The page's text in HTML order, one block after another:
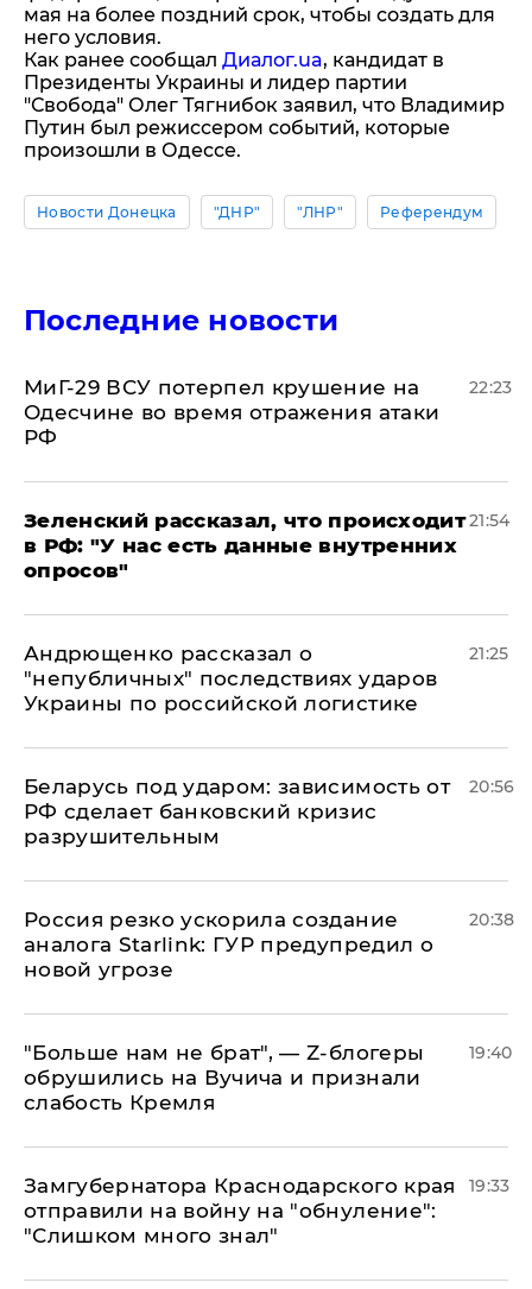
мая на более поздний срок, чтобы создать для
него условия.
Как ранее сообщал Диалог.ua, кандидат в
Президенты Украины и лидер партии
"Свобода" Олег Тягнибок заявил, что Владимир
Путин был режиссером событий, которые
произошли в Одессе.
Новости Донецка "ДНР" "ЛНР" Референдум
Последние новости
МиГ-29 ВСУ потерпел крушение на
Одесчине во время отражения атаки
РФ
22:23
​Зеленский рассказал, что происходит
в РФ: "У нас есть данные внутренних
опросов"
21:54
Андрющенко рассказал о
"непубличных" последствиях ударов
Украины по российской логистике
21:25
Беларусь под ударом: зависимость от
РФ сделает банковский кризис
разрушительным
20:56
​Россия резко ускорила создание
аналога Starlink: ГУР предупредил о
новой угрозе
20:38
​"Больше нам не брат", — Z-блогеры
обрушились на Вучича и признали
слабость Кремля
19:40
Замгубернатора Краснодарского края
отправили на войну на "обнуление":
"Слишком много знал"
19:33